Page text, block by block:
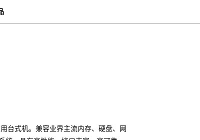
台式机。兼容业界主流内存、硬盘、网